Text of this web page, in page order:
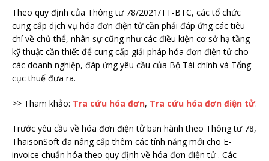
Theo quy định của Thông tư 78/2021/TT-BTC, các tổ chức
cung cấp dịch vụ hóa đơn điện tử cần phải đáp ứng các tiêu
chí về chủ thể, nhân sự cũng như các điều kiện cơ sở hạ tầng
kỹ thuật cần thiết để cung cấp giải pháp hóa đơn điện tử cho
các doanh nghiệp, đáp ứng yêu cầu của Bộ Tài chính và Tổng
cục thuế đưa ra.
>> Tham khảo: Tra cứu hóa đơn, Tra cứu hóa đơn điện tử.
Trước yêu cầu về hóa đơn điện tử ban hành theo Thông tư 78,
ThaisonSoft đã nâng cấp thêm các tính năng mới cho E-
invoice chuẩn hóa theo quy định về hóa đơn điện tử . Các